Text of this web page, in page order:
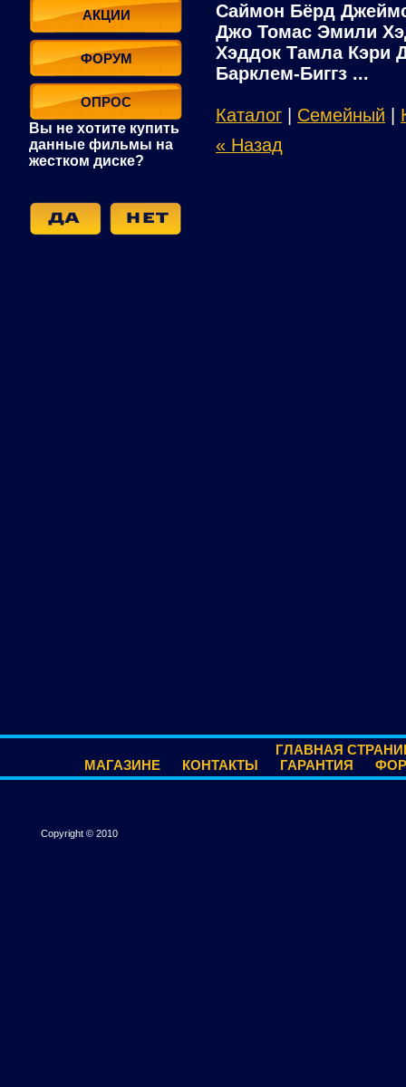
АКЦИИ
ФОРУМ
ОПРОС
Вы не хотите купить
данные фильмы на
жестком диске?
Саймон Бёрд
Джо Томас Эмили
Хэддок Тамла Кэри
Барклем-Биггз ...
Каталог Семейный
« Назад
ГЛАВНАЯ
МАГАЗИНЕ
КОНТАКТЫ ГАРАНТИЯ
Copyright © 2010